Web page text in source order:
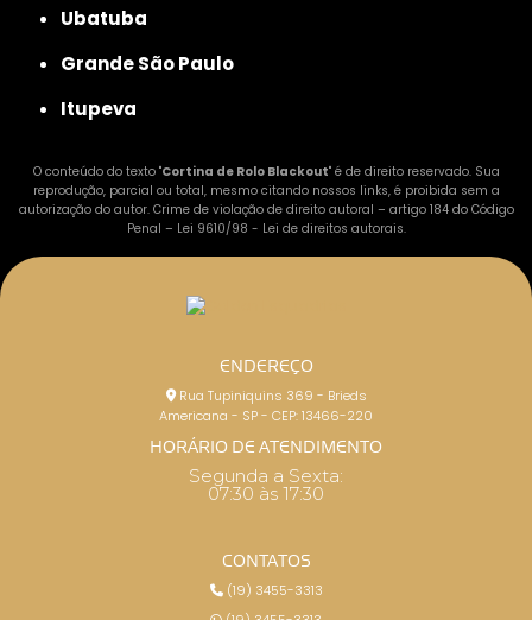
Ubatuba
Grande São Paulo
Itupeva
O conteúdo do texto "Cortina de Rolo Blackout" é de direito reservado. Sua
reprodução, parcial ou total, mesmo citando nossos links, é proibida sem a
autorização do autor. Crime de violação de direito autoral – artigo 184 do Código
Penal – Lei 9610/98 - Lei de direitos autorais.
ENDEREÇO
Rua Tupiniquins 369 - Brieds
Americana - SP - CEP: 13466-220
HORÁRIO DE ATENDIMENTO
Segunda a Sexta:
07:30 às 17:30
CONTATOS
(19) 3455-3313